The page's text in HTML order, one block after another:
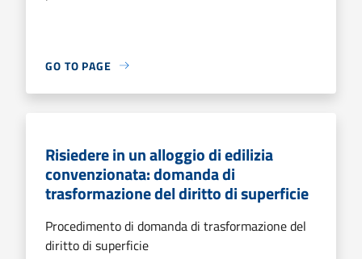
GO TO PAGE
Risiedere in un alloggio di edilizia
convenzionata: domanda di
trasformazione del diritto di superficie
Procedimento di domanda di trasformazione del
diritto di superficie